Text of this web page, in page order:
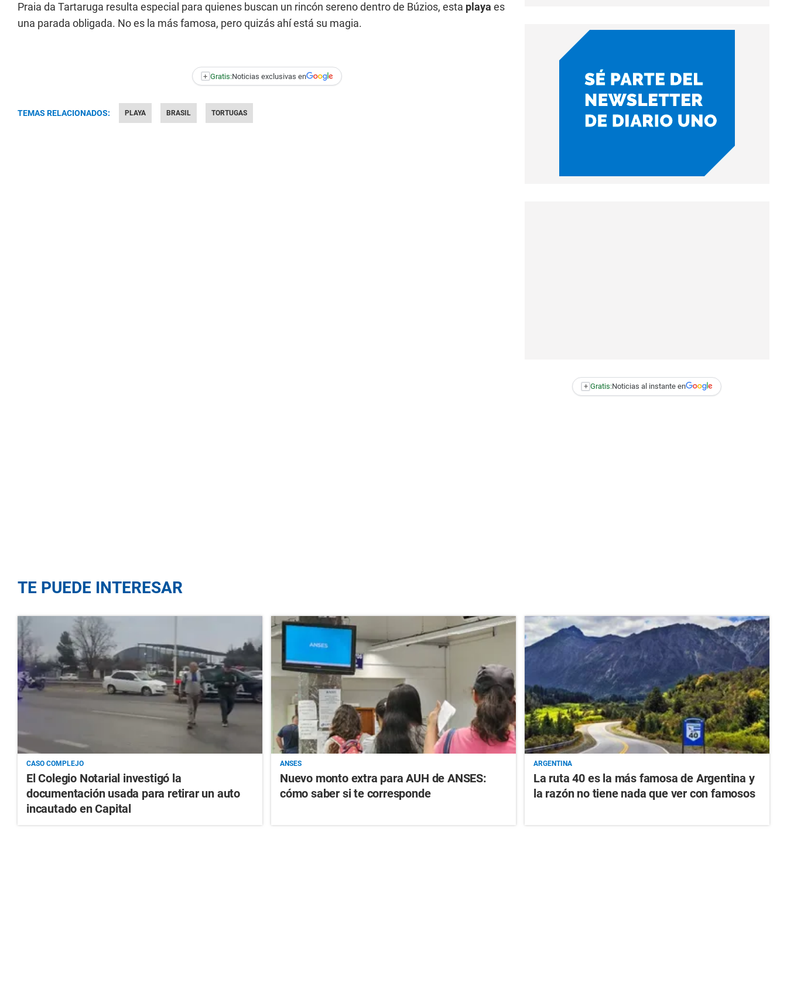
Praia da Tartaruga resulta especial para quienes buscan un rincón sereno dentro de Búzios, esta playa es
una parada obligada. No es la más famosa, pero quizás ahí está su magia.
+ Gratis:Noticias exclusivas en
TEMAS RELACIONADOS: PLAYA BRASIL TORTUGAS
+ Gratis:Noticias al instante en
TE PUEDE INTERESAR
CASO COMPLEJO
El Colegio Notarial investigó la
documentación usada para retirar un auto
incautado en Capital
ANSES
Nuevo monto extra para AUH de ANSES:
cómo saber si te corresponde
ARGENTINA
La ruta 40 es la más famosa de Argentina y
la razón no tiene nada que ver con famosos